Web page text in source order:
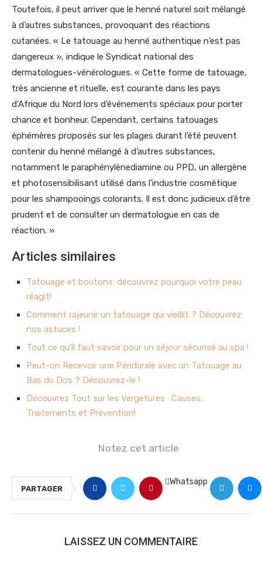
Toutefois, il peut arriver que le henné naturel soit mélangé
à d’autres substances, provoquant des réactions
cutanées. « Le tatouage au henné authentique n’est pas
dangereux », indique le Syndicat national des
dermatologues-vénérologues. « Cette forme de tatouage,
très ancienne et rituelle, est courante dans les pays
d’Afrique du Nord lors d’événements spéciaux pour porter
chance et bonheur. Cependant, certains tatouages
éphémères proposés sur les plages durant l’été peuvent
contenir du henné mélangé à d’autres substances,
notamment le paraphénylènediamine ou PPD, un allergène
et photosensibilisant utilisé dans l’industrie cosmétique
pour les shampooings colorants. Il est donc judicieux d’être
prudent et de consulter un dermatologue en cas de
réaction. »
Articles similaires
Tatouage et boutons: découvrez pourquoi votre peau
réagit!
Comment rajeunir un tatouage qui vieillit ? Découvrez
nos astuces !
Tout ce qu’il faut savoir pour un séjour sécurisé au spa !
Peut-on Recevoir une Péridurale avec un Tatouage au
Bas du Dos ? Découvrez-le !
Découvrez Tout sur les Vergetures : Causes,
Traitements et Prévention!
Notez cet article
PARTAGER
Whatsapp
LAISSEZ UN COMMENTAIRE